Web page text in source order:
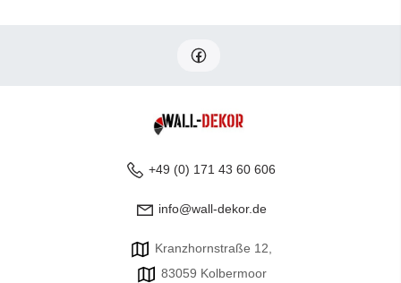
+49 (0) 171 43 60 606
info@wall-dekor.de
Kranzhornstraße 12,
83059 Kolbermoor